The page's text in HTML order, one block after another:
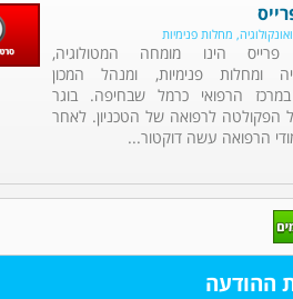
מחלות פנימיות
הינו מומחה המטולוגיה,
ומחלות פנימיות, ומנהל המכון
במרכז הרפואי כרמל שבחיפה. בוגר
הפקולטה לרפואה של הטכניון. לאחר
הרפואה עשה דוקטור...
ההודעה